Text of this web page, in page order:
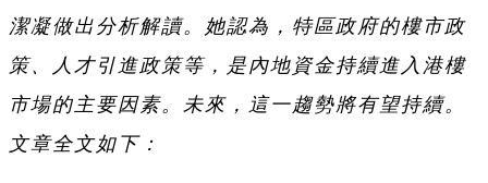
潔凝做出分析解讀。她認為，特區政府的樓市政
策、人才引進政策等，是內地資金持續進入港樓
市場的主要因素。未來，這一趨勢將有望持續。
文章全文如下：